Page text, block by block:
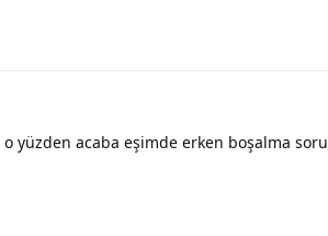
yüzden acaba eşimde erken boşalma